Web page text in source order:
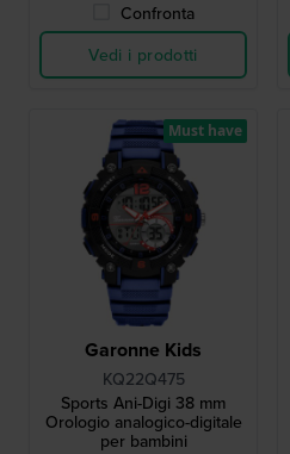
Confronta
Vedi i prodotti
Garonne Kids
KQ22Q475
Sports Ani-Digi 38 mm
Orologio analogico-digitale
per bambini
Must have